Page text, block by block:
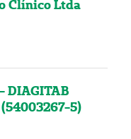
Clínico Ltda
DIAGITAB
(54003267-5)